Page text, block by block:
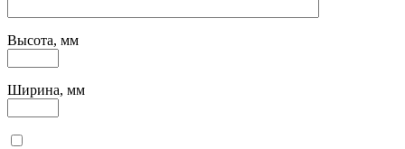
Высота, мм
Ширина, мм